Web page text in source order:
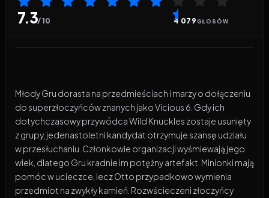
7.3/ 10 4 079GŁOSÓW
Młody Gru dorasta na przedmieściach i marzy o dołączeniu
do superzłoczyńców znanych jako Vicious 6. Gdy ich
dotychczasowy przywódca Wild Knuckles zostaje usunięty
z grupy, jedenastoletni kandydat otrzymuje szansę udziału
w przesłuchaniu. Członkowie organizacji wyśmiewają jego
wiek, dlatego Gru kradnie im potężny artefakt. Minionki mają
pomóc w ucieczce, lecz Otto przypadkowo wymienia
przedmiot na zwykły kamień. Rozwścieczeni złoczyńcy